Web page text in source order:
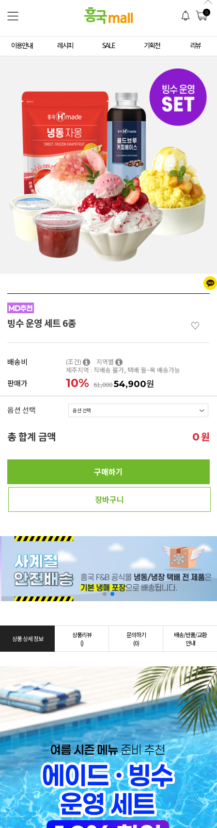
0
이용안내 레시피 SALE 기획전 리뷰
빙수 운영 세트 6종 ♡
배송비 (조건)
지역별
제주지역 : 직배송 불가, 택배 월~목 배송가능
판매가 10% 61,00054,900원
옵션 선택
총 합계 금액 0원
구매하기
장바구니
상품 상세 정보
상품리뷰
()
문의하기
(0)
배송/반품/교환
안내